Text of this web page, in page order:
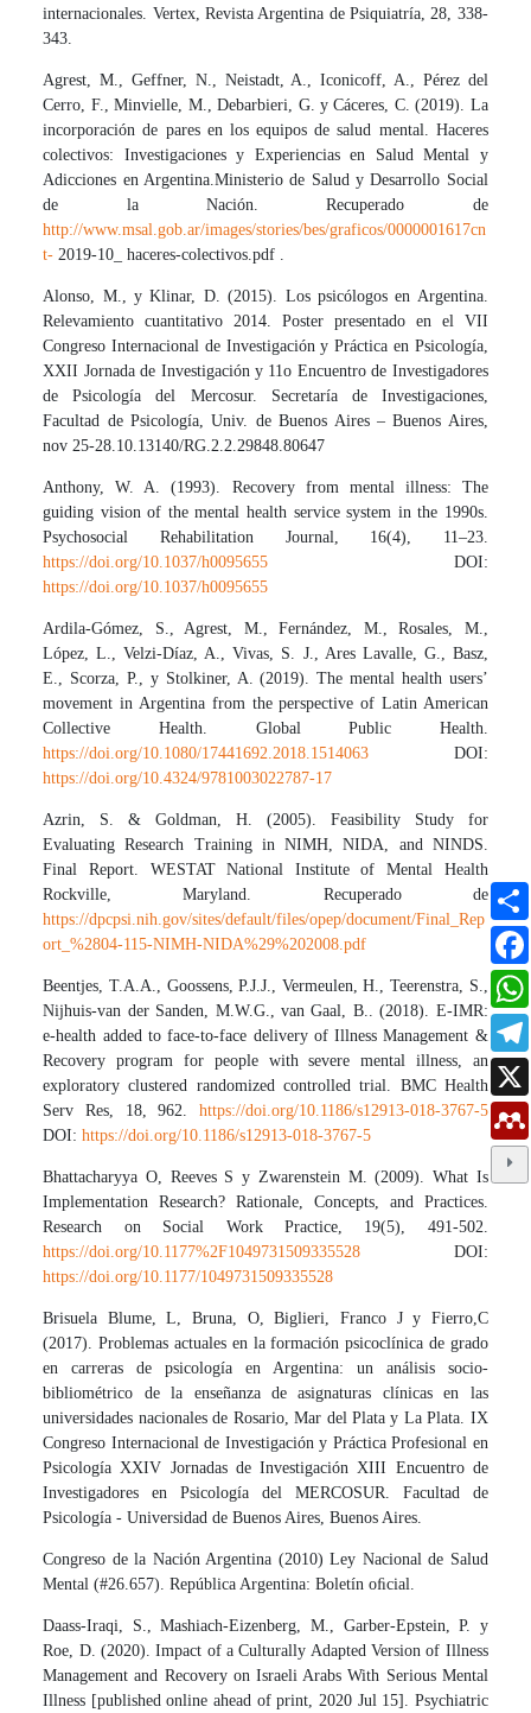
internacionales. Vertex, Revista Argentina de Psiquiatría, 28, 338-
343.
Agrest, M., Geffner, N., Neistadt, A., Iconicoff, A., Pérez del
Cerro, F., Minvielle, M., Debarbieri, G. y Cáceres, C. (2019). La
incorporación de pares en los equipos de salud mental. Haceres
colectivos: Investigaciones y Experiencias en Salud Mental y
Adicciones en Argentina.Ministerio de Salud y Desarrollo Social
de la Nación. Recuperado de
http://www.msal.gob.ar/images/stories/bes/graficos/0000001617cn
t- 2019-10_ haceres-colectivos.pdf .
Alonso, M., y Klinar, D. (2015). Los psicólogos en Argentina.
Relevamiento cuantitativo 2014. Poster presentado en el VII
Congreso Internacional de Investigación y Práctica en Psicología,
XXII Jornada de Investigación y 11o Encuentro de Investigadores
de Psicología del Mercosur. Secretaría de Investigaciones,
Facultad de Psicología, Univ. de Buenos Aires – Buenos Aires,
nov 25-28.10.13140/RG.2.2.29848.80647
Anthony, W. A. (1993). Recovery from mental illness: The
guiding vision of the mental health service system in the 1990s.
Psychosocial Rehabilitation Journal, 16(4), 11–23.
https://doi.org/10.1037/h0095655 DOI:
https://doi.org/10.1037/h0095655
Ardila-Gómez, S., Agrest, M., Fernández, M., Rosales, M.,
López, L., Velzi-Díaz, A., Vivas, S. J., Ares Lavalle, G., Basz,
E., Scorza, P., y Stolkiner, A. (2019). The mental health users’
movement in Argentina from the perspective of Latin American
Collective Health. Global Public Health.
https://doi.org/10.1080/17441692.2018.1514063 DOI:
https://doi.org/10.4324/9781003022787-17
Azrin, S. & Goldman, H. (2005). Feasibility Study for
Evaluating Research Training in NIMH, NIDA, and NINDS.
Final Report. WESTAT National Institute of Mental Health
Rockville, Maryland. Recuperado de
https://dpcpsi.nih.gov/sites/default/files/opep/document/Final_Rep
ort_%2804-115-NIMH-NIDA%29%202008.pdf
Beentjes, T.A.A., Goossens, P.J.J., Vermeulen, H., Teerenstra, S.,
Nijhuis-van der Sanden, M.W.G., van Gaal, B.. (2018). E-IMR:
e-health added to face-to-face delivery of Illness Management &
Recovery program for people with severe mental illness, an
exploratory clustered randomized controlled trial. BMC Health
Serv Res, 18, 962. https://doi.org/10.1186/s12913-018-3767-5
DOI:https://doi.org/10.1186/s12913-018-3767-5
Bhattacharyya O, Reeves S y Zwarenstein M. (2009). What Is
Implementation Research? Rationale, Concepts, and Practices.
Research on Social Work Practice, 19(5), 491-502.
https://doi.org/10.1177%2F1049731509335528 DOI:
https://doi.org/10.1177/1049731509335528
Brisuela Blume, L, Bruna, O, Biglieri, Franco J y Fierro,C
(2017). Problemas actuales en la formación psicoclínica de grado
en carreras de psicología en Argentina: un análisis socio-
bibliométrico de la enseñanza de asignaturas clínicas en las
universidades nacionales de Rosario, Mar del Plata y La Plata. IX
Congreso Internacional de Investigación y Práctica Profesional en
Psicología XXIV Jornadas de Investigación XIII Encuentro de
Investigadores en Psicología del MERCOSUR. Facultad de
Psicología - Universidad de Buenos Aires, Buenos Aires.
Congreso de la Nación Argentina (2010) Ley Nacional de Salud
Mental (#26.657). República Argentina: Boletín oﬁcial.
Daass-Iraqi, S., Mashiach-Eizenberg, M., Garber-Epstein, P. y
Roe, D. (2020). Impact of a Culturally Adapted Version of Illness
Management and Recovery on Israeli Arabs With Serious Mental
Illness [published online ahead of print, 2020 Jul 15]. Psychiatric